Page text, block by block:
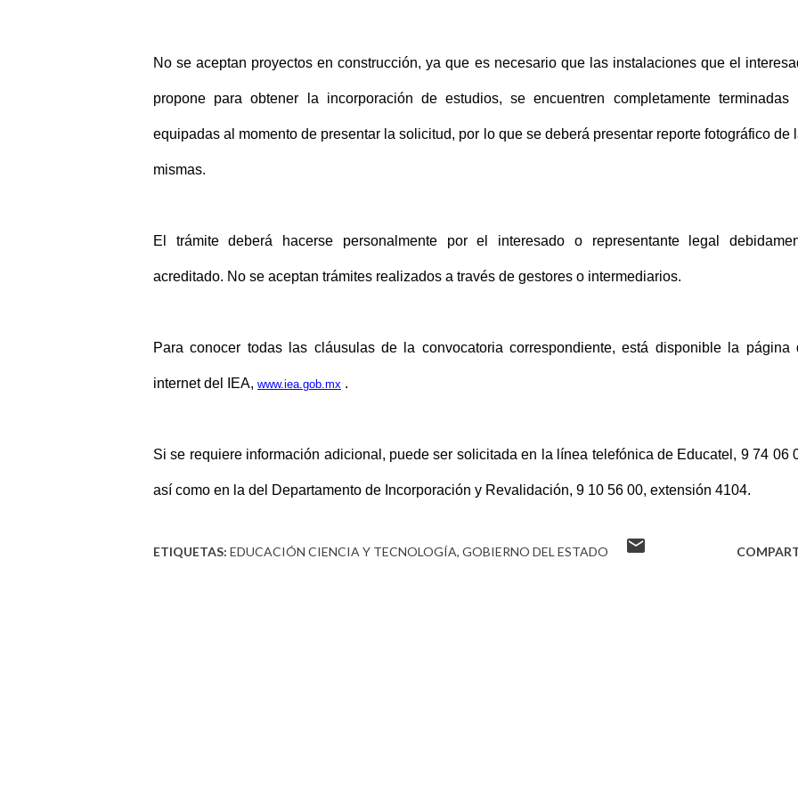
No se aceptan proyectos en construcción, ya que es necesario que las instalaciones que el
propone para obtener la incorporación de estudios, se encuentren completamente
equipadas al momento de presentar la solicitud, por lo que se deberá presentar reporte fotográfico de
mismas.
El trámite deberá hacerse personalmente por el interesado o representante legal
acreditado. No se aceptan trámites realizados a través de gestores o intermediarios.
Para conocer todas las cláusulas de la convocatoria correspondiente, está disponible la página
internet del IEA, www.iea.gob.mx .
Si se requiere información adicional, puede ser solicitada en la línea telefónica de Educatel, 9 74 06
así como en la del Departamento de Incorporación y Revalidación, 9 10 56 00, extensión 4104.
ETIQUETAS: EDUCACIÓN CIENCIA Y TECNOLOGÍA GOBIERNO DEL ESTADO